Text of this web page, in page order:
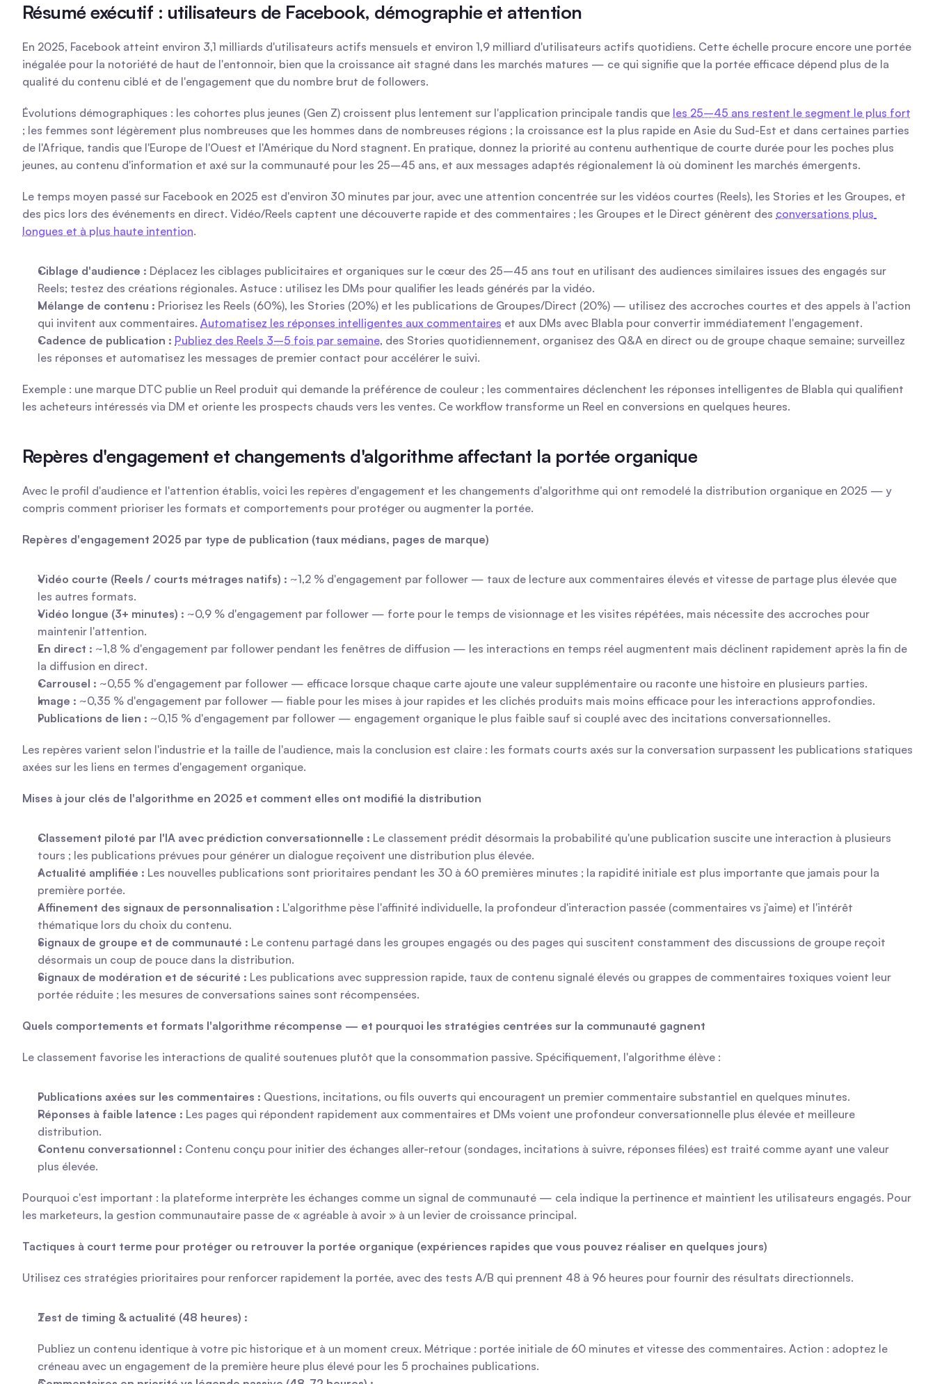
Résumé exécutif : utilisateurs de Facebook, démographie et attention
En 2025, Facebook atteint environ 3,1 milliards d'utilisateurs actifs mensuels et environ 1,9 milliard d'utilisateurs actifs quotidiens. Cette échelle procure encore une portée
inégalée pour la notoriété de haut de l'entonnoir, bien que la croissance ait stagné dans les marchés matures — ce qui signifie que la portée efficace dépend plus de la
qualité du contenu ciblé et de l'engagement que du nombre brut de followers.
Évolutions démographiques : les cohortes plus jeunes (Gen Z) croissent plus lentement sur l'application principale tandis que les 25–45 ans restent le segment le plus fort
; les femmes sont légèrement plus nombreuses que les hommes dans de nombreuses régions ; la croissance est la plus rapide en Asie du Sud-Est et dans certaines parties
de l'Afrique, tandis que l'Europe de l'Ouest et l'Amérique du Nord stagnent. En pratique, donnez la priorité au contenu authentique de courte durée pour les poches plus
jeunes, au contenu d'information et axé sur la communauté pour les 25–45 ans, et aux messages adaptés régionalement là où dominent les marchés émergents.
Le temps moyen passé sur Facebook en 2025 est d'environ 30 minutes par jour, avec une attention concentrée sur les vidéos courtes (Reels), les Stories et les Groupes, et
des pics lors des événements en direct. Vidéo/Reels captent une découverte rapide et des commentaires ; les Groupes et le Direct génèrent des conversations plus
longues et à plus haute intention.
Ciblage d'audience : Déplacez les ciblages publicitaires et organiques sur le cœur des 25–45 ans tout en utilisant des audiences similaires issues des engagés sur
Reels; testez des créations régionales. Astuce : utilisez les DMs pour qualifier les leads générés par la vidéo.
Mélange de contenu : Priorisez les Reels (60%), les Stories (20%) et les publications de Groupes/Direct (20%) — utilisez des accroches courtes et des appels à l'action
qui invitent aux commentaires. Automatisez les réponses intelligentes aux commentaires et aux DMs avec Blabla pour convertir immédiatement l'engagement.
Cadence de publication : Publiez des Reels 3–5 fois par semaine, des Stories quotidiennement, organisez des Q&A en direct ou de groupe chaque semaine; surveillez
les réponses et automatisez les messages de premier contact pour accélérer le suivi.
Exemple : une marque DTC publie un Reel produit qui demande la préférence de couleur ; les commentaires déclenchent les réponses intelligentes de Blabla qui qualifient
les acheteurs intéressés via DM et oriente les prospects chauds vers les ventes. Ce workflow transforme un Reel en conversions en quelques heures.
Repères d'engagement et changements d'algorithme affectant la portée organique
Avec le profil d'audience et l'attention établis, voici les repères d'engagement et les changements d'algorithme qui ont remodelé la distribution organique en 2025 — y
compris comment prioriser les formats et comportements pour protéger ou augmenter la portée.
Repères d'engagement 2025 par type de publication (taux médians, pages de marque)
Vidéo courte (Reels / courts métrages natifs) : ~1,2 % d'engagement par follower — taux de lecture aux commentaires élevés et vitesse de partage plus élevée que
les autres formats.
Vidéo longue (3+ minutes) : ~0,9 % d'engagement par follower — forte pour le temps de visionnage et les visites répétées, mais nécessite des accroches pour
maintenir l'attention.
En direct : ~1,8 % d'engagement par follower pendant les fenêtres de diffusion — les interactions en temps réel augmentent mais déclinent rapidement après la fin de
la diffusion en direct.
Carrousel : ~0,55 % d'engagement par follower — efficace lorsque chaque carte ajoute une valeur supplémentaire ou raconte une histoire en plusieurs parties.
Image : ~0,35 % d'engagement par follower — fiable pour les mises à jour rapides et les clichés produits mais moins efficace pour les interactions approfondies.
Publications de lien : ~0,15 % d'engagement par follower — engagement organique le plus faible sauf si couplé avec des incitations conversationnelles.
Les repères varient selon l'industrie et la taille de l'audience, mais la conclusion est claire : les formats courts axés sur la conversation surpassent les publications statiques
axées sur les liens en termes d'engagement organique.
Mises à jour clés de l'algorithme en 2025 et comment elles ont modifié la distribution
Classement piloté par l'IA avec prédiction conversationnelle : Le classement prédit désormais la probabilité qu'une publication suscite une interaction à plusieurs
tours ; les publications prévues pour générer un dialogue reçoivent une distribution plus élevée.
Actualité amplifiée : Les nouvelles publications sont prioritaires pendant les 30 à 60 premières minutes ; la rapidité initiale est plus importante que jamais pour la
première portée.
Affinement des signaux de personnalisation : L'algorithme pèse l'affinité individuelle, la profondeur d'interaction passée (commentaires vs j'aime) et l'intérêt
thématique lors du choix du contenu.
Signaux de groupe et de communauté : Le contenu partagé dans les groupes engagés ou des pages qui suscitent constamment des discussions de groupe reçoit
désormais un coup de pouce dans la distribution.
Signaux de modération et de sécurité : Les publications avec suppression rapide, taux de contenu signalé élevés ou grappes de commentaires toxiques voient leur
portée réduite ; les mesures de conversations saines sont récompensées.
Quels comportements et formats l'algorithme récompense — et pourquoi les stratégies centrées sur la communauté gagnent
Le classement favorise les interactions de qualité soutenues plutôt que la consommation passive. Spécifiquement, l'algorithme élève :
Publications axées sur les commentaires : Questions, incitations, ou fils ouverts qui encouragent un premier commentaire substantiel en quelques minutes.
Réponses à faible latence : Les pages qui répondent rapidement aux commentaires et DMs voient une profondeur conversationnelle plus élevée et meilleure
distribution.
Contenu conversationnel : Contenu conçu pour initier des échanges aller-retour (sondages, incitations à suivre, réponses filées) est traité comme ayant une valeur
plus élevée.
Pourquoi c'est important : la plateforme interprète les échanges comme un signal de communauté — cela indique la pertinence et maintient les utilisateurs engagés. Pour
les marketeurs, la gestion communautaire passe de « agréable à avoir » à un levier de croissance principal.
Tactiques à court terme pour protéger ou retrouver la portée organique (expériences rapides que vous pouvez réaliser en quelques jours)
Utilisez ces stratégies prioritaires pour renforcer rapidement la portée, avec des tests A/B qui prennent 48 à 96 heures pour fournir des résultats directionnels.
Test de timing & actualité (48 heures) :
Publiez un contenu identique à votre pic historique et à un moment creux. Métrique : portée initiale de 60 minutes et vitesse des commentaires. Action : adoptez le
créneau avec un engagement de la première heure plus élevé pour les 5 prochaines publications.